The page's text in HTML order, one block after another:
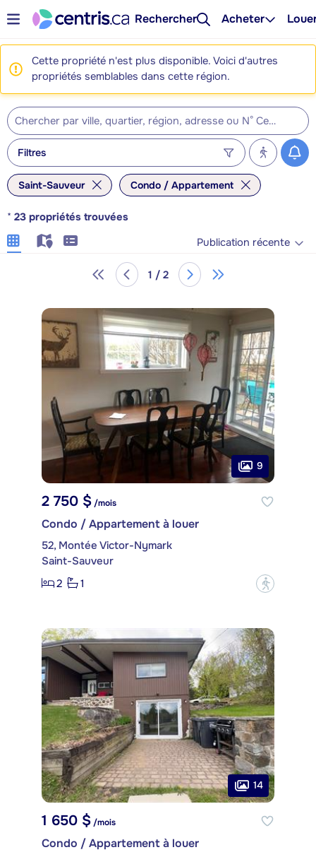
Rechercher Acheter
Cette propriété n'est plus disponible. Voici d'autres
propriétés semblables dans cette région.
Filtres
Saint-Sauveur Condo / Appartement
* 23 propriétés trouvées
Publication récente
1 / 2
9
2 750 $ /mois
Condo / Appartement à louer
52, Montée Victor-Nymark
Saint-Sauveur
2
1 ?
14
1 650 $/mois
Condo / Appartement à louer